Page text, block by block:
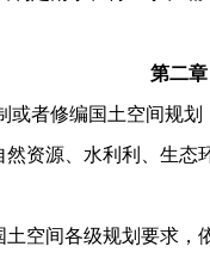
第二章
者修编国土空间规
资源、水利利、生
空间各级规划要求